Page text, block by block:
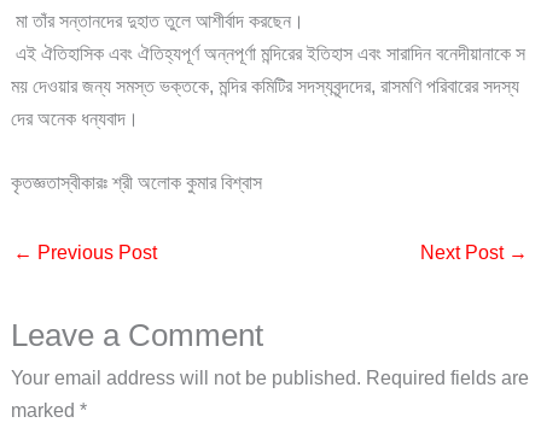
মা তাঁর সন্তানদের দুহাত তুলে আশীর্বাদ করছেন।
এই ঐতিহাসিক এবং ঐতিহ্যপূর্ণ অন্নপূর্ণা মন্দিরের ইতিহাস এবং সারাদিন বনেদীয়ানাকে স
ময় দেওয়ার জন্য সমস্ত ভক্তকে, মন্দির কমিটির সদস্যবৃন্দদের, রাসমণি পরিবারের সদস্য
দের অনেক ধন্যবাদ।
কৃতজ্ঞতাস্বীকারঃ শ্রী অলোক কুমার বিশ্বাস
← Previous Post Next Post →
Leave a Comment
Your email address will not be published. Required fields are
marked *